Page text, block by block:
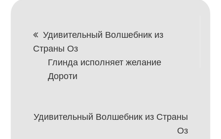
Навигация
по
записям
Удивительный Волшебник из
Страны Оз
Глинда исполняет желание
Дороти
Удивительный Волшебник из Страны
Оз